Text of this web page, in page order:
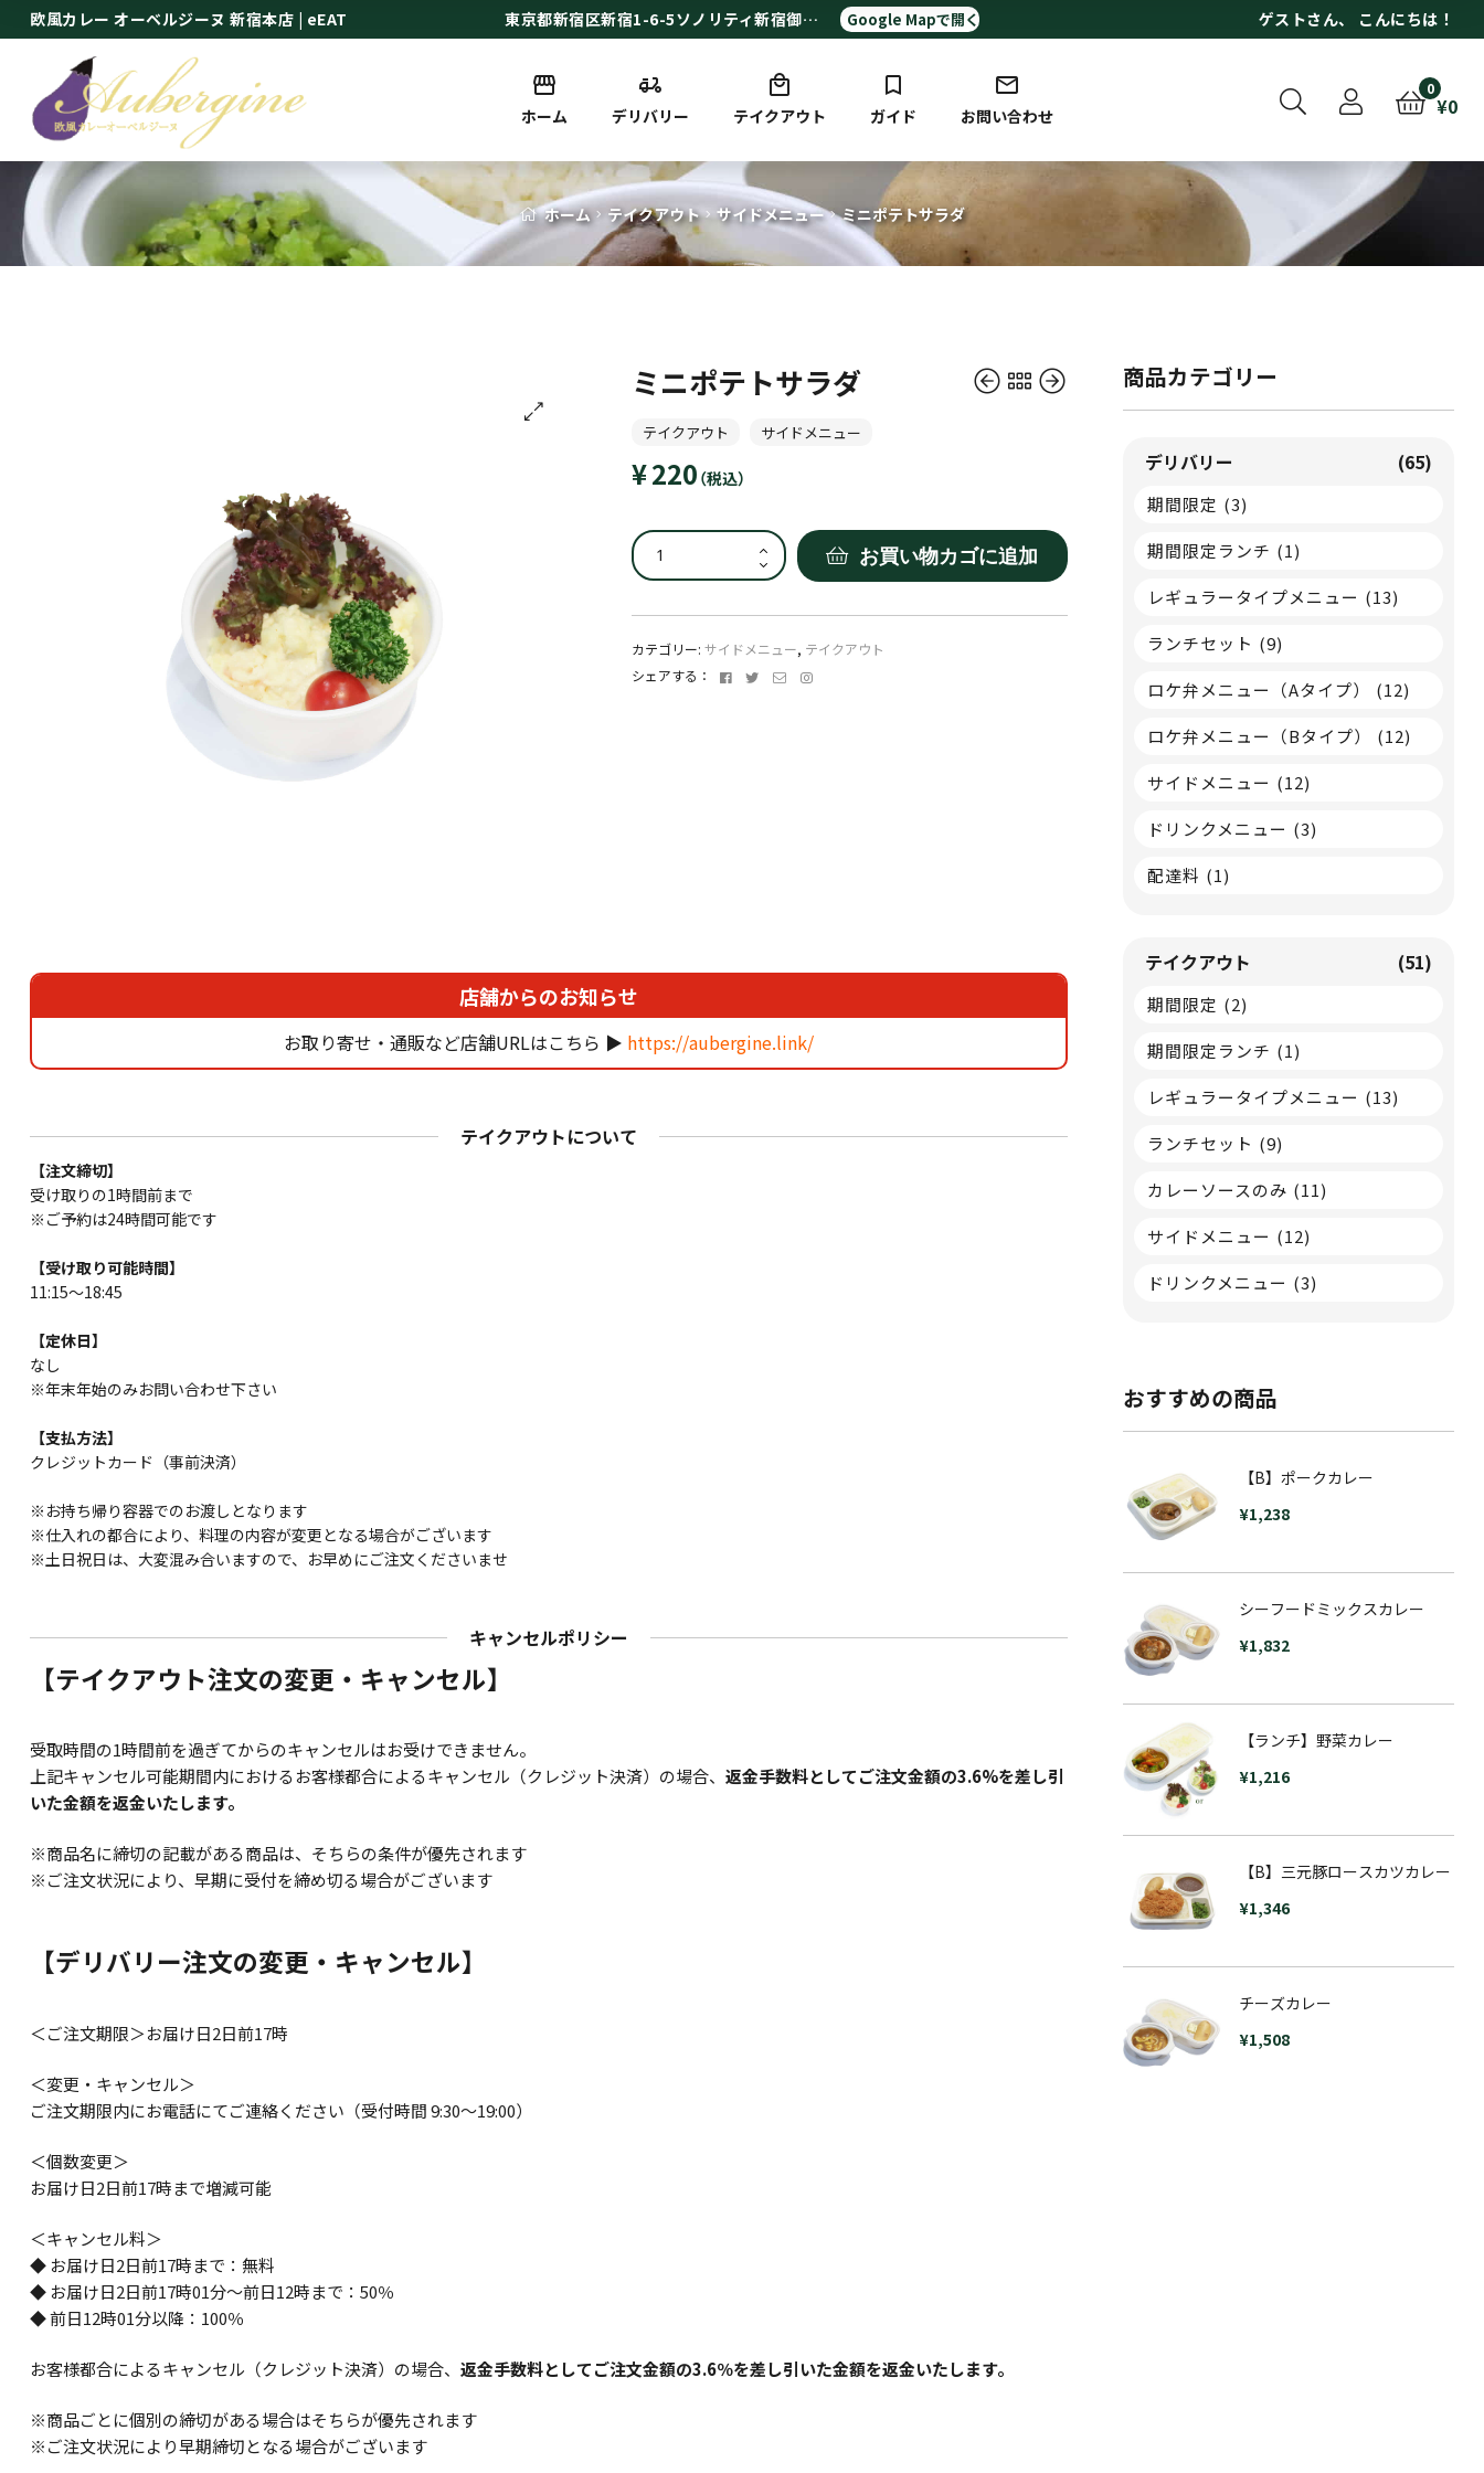
欧風カレー オーベルジーヌ 新宿本店 | eEAT 東京都新宿区新宿1-6-5ソノリティ新宿御苑ビル地下1F Google Mapで開く ゲストさん、 こんにちは！
ホーム デリバリー テイクアウト ガイド お問い合わせ
0
¥0
ミ
ニ
テ
ト
サ
ラ
ダ
Blog
Detail
ホーム テイクアウト サイドメニュー ミニポテトサラダ
ミニポテトサラダ
テイクアウト サイドメニュー
220（税込）
ミ
ニ
テ
ト
ラ
お買い物カゴに追加
カテゴリー: サイドメニュー, テイクアウト
シェアする：
FacebookTwitter
メ Instagram
店舗からのお知らせ
お取り寄せ・通販など店舗URLはこちら ▶ https://aubergine.link/
テイクアウトについて
【注文締切】
受け取りの1時間前まで
※ご予約は24時間可能です
【受け取り可能時間】
11:15～18:45
【定休日】
なし
※年末年始のみお問い合わせ下さい
【支払方法】
クレジットカード（事前決済）
※お持ち帰り容器でのお渡しとなります
※仕入れの都合により、料理の内容が変更となる場合がございます
※土日祝日は、大変混み合いますので、お早めにご注文くださいませ
キャンセルポリシー
【テイクアウト注文の変更・キャンセル】
受取時間の1時間前を過ぎてからのキャンセルはお受けできません。
上記キャンセル可能期間内におけるお客様都合によるキャンセル（クレジット決済）の場合、 返金手数料としてご注文金額の3.6%を差し引
いた金額を返金いたします。
※商品名に締切の記載がある商品は、そちらの条件が優先されます
※ご注文状況により、早期に受付を締め切る場合がございます
【デリバリー注文の変更・キャンセル】
＜ご注文期限＞お届け日2日前17時
＜変更・キャンセル＞
ご注文期限内にお電話にてご連絡ください（受付時間 9:30～19:00）
＜個数変更＞
お届け日2日前17時まで増減可能
＜キャンセル料＞
◆ お届け日2日前17時まで：無料
◆ お届け日2日前17時01分～前日12時まで：50％
◆ 前日12時01分以降：100％
お客様都合によるキャンセル（クレジット決済）の場合、 返金手数料としてご注文金額の3.6％を差し引いた金額を返金いたします。
※商品ごとに個別の締切がある場合はそちらが優先されます
※ご注文状況により早期締切となる場合がございます
商品カテゴリー
デリバリー (65)
期間限定 (3)
期間限定ランチ (1)
レギュラータイプメニュー (13)
ランチセット (9)
ロケ弁メニュー（Aタイプ）
(12)
ロケ弁メニュー（Bタイプ）
(12)
サイドメニュー (12)
ドリンクメニュー (3)
配達料 (1)
テイクアウト (51)
期間限定 (2)
期間限定ランチ (1)
レギュラータイプメニュー (13)
ランチセット (9)
カレーソースのみ (11)
サイドメニュー (12)
ドリンクメニュー (3)
おすすめの商品
【B】ポークカレー
¥1,238
シーフードミックスカレー
¥1,832
【ランチ】野菜カレー
¥1,216
【B】三元豚ロースカツカレー
¥1,346
チーズカレー
¥1,508